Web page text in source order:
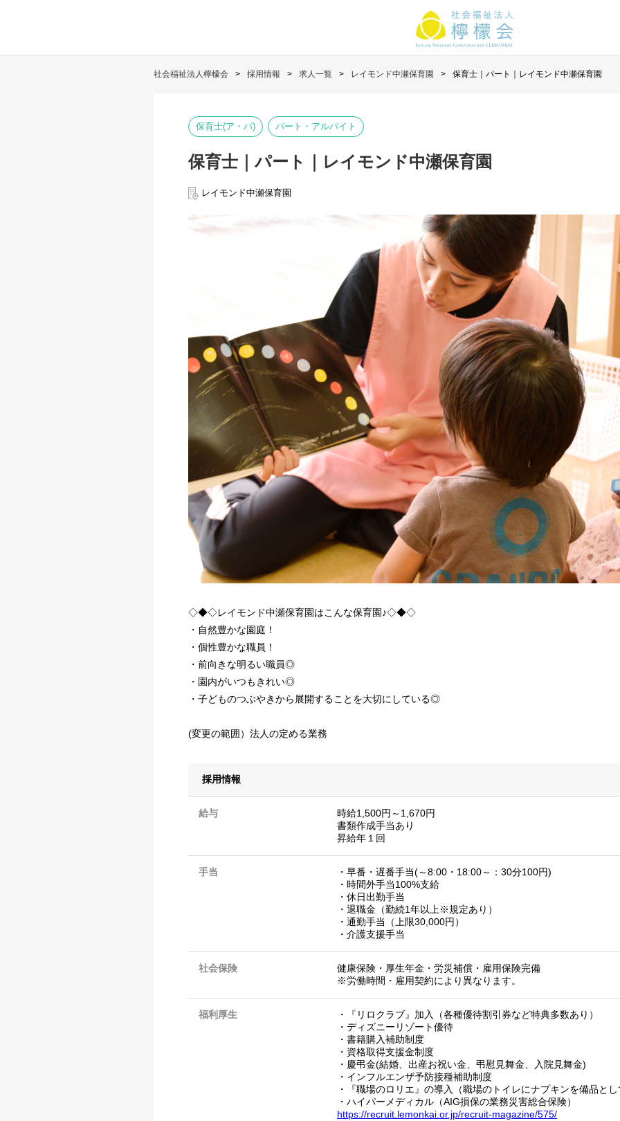
社会福祉法人檸檬会 採用情報 求人一覧 レイモンド中瀬保育園 保育士｜パート｜レイモンド中瀬保育園
保育士(ア・パ) パート・アルバイト
保育士｜パート｜レイモンド中瀬保育園
レイモンド中瀬保育園
◇◆◇レイモンド中瀬保育園はこんな保育園♪◇◆◇
・自然豊かな園庭！
・個性豊かな職員！
・前向きな明るい職員◎
・園内がいつもきれい◎
・子どものつぶやきから展開することを大切にしている◎
(変更の範囲）法人の定める業務
採用情報
給与
時給1,500円～1,670円
書類作成手当あり
昇給年１回
手当
・早番・遅番手当(～8:00・18:00～：30分100円)
・時間外手当100%支給
・休日出勤手当
・退職金（勤続1年以上※規定あり）
・通勤手当（上限30,000円）
・介護支援手当
社会保険
健康保険・厚生年金・労災補償・雇用保険完備
※労働時間・雇用契約により異なります。
福利厚生
・『リロクラブ』加入（各種優待割引券など特典多数あり）
・ディズニーリゾート優待
・書籍購入補助制度
・資格取得支援金制度
・慶弔金(結婚、出産お祝い金、弔慰見舞金、入院見舞金)
・インフルエンザ予防接種補助制度
・『職場のロリエ』の導入（職場のトイレにナプキンを備品と
・ハイパーメディカル（AIG損保の業務災害総合保険）
https://recruit.lemonkai.or.jp/recruit-magazine/575/